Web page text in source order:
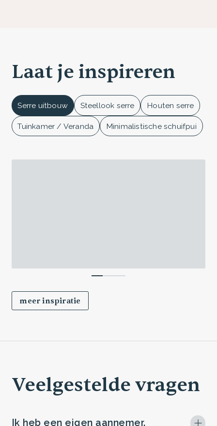
Laat je inspireren
Serre uitbouw Steellook serre Houten serre
Tuinkamer / Veranda Minimalistische schuifpui
meer inspiratie
Veelgestelde vragen
Ik heb een eigen aannemer.